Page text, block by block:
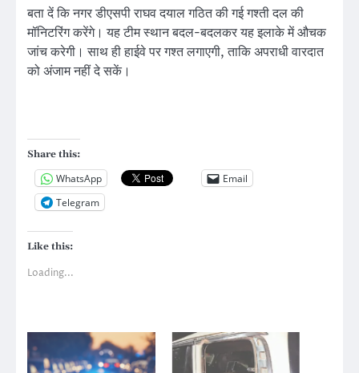
बता दें कि नगर डीएसपी राघव दयाल गठित की गई गश्ती दल की
मॉनिटरिंग करेंगे। यह टीम स्थान बदल-बदलकर यह इलाके में औचक
जांच करेगी। साथ ही हाईवे पर गश्त लगाएगी, ताकि अपराधी वारदात
को अंजाम नहीं दे सकें।
Share this:
WhatsApp
Email
Telegram
Like this:
Loading...